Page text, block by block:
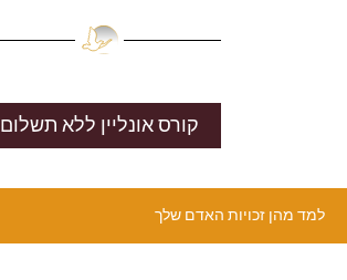
קורס אונליין ללא תשלום
למד מהן זכויות האדם שלך